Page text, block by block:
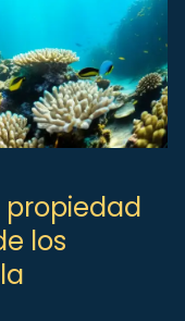
los